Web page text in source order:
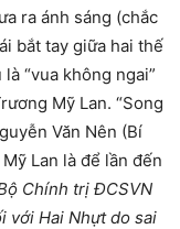
ra ánh sáng (chắc
bắt tay giữa hai thế
“vua không ngai”
Mỹ Lan. “Song
Văn Nên (Bí
Lan là để lần đến
Chính trị ĐCSVN
với Hai Nhựt do sai